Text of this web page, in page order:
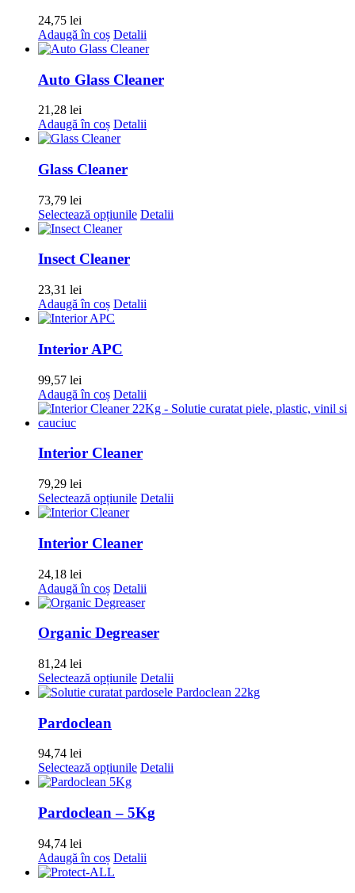
24,75 lei
Adaugă în coș Detalii
Auto Glass Cleaner
21,28 lei
Adaugă în coș Detalii
Glass Cleaner
73,79 lei
Selectează opțiunile Acest
Opțiunile
pot
Detalii
Insect Cleaner
23,31 lei
Adaugă în coș Detalii
Interior APC
99,57 lei
Adaugă în coș Detalii
Interior Cleaner
79,29 lei
Selectează opțiunile Acest
mai
multe
Opțiunile
pot
fi
în
Detalii
Interior Cleaner
24,18 lei
Adaugă în coș Detalii
Organic Degreaser
81,24 lei
Selectează opțiunile Acest
produs
Opțiunile
pot
alese
în
Detalii
Pardoclean
94,74 lei
Selectează opțiunile Acest
mai
multe
Opțiunile
pot
Detalii
Pardoclean – 5Kg
94,74 lei
Adaugă în coș Detalii